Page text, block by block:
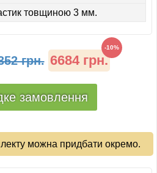
товщиною 3 мм.
грн. 6684 грн.
-10%
замовлення
можна придбати окремо.